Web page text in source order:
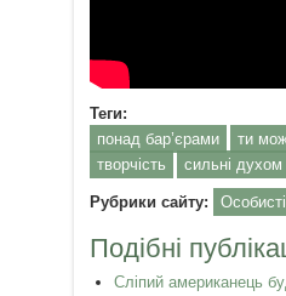
Теги:
понад бар’єрами
ти
творчість
сильні духом
Рубрики сайту:
Подібні
Сліпий американець